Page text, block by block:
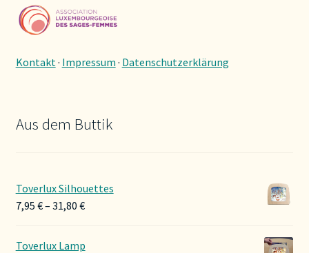
Kontakt · Impressum · Datenschutzerklärung
Aus dem Buttik
Toverlux Silhouettes
7,95 €– 31,80 €Preisspanne:
Toverlux Lamp